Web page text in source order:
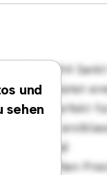
und
sehen
2, 4294
bietet
sich perfekt
der
und